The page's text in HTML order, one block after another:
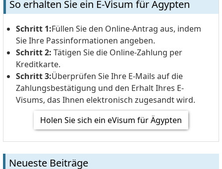
So erhalten Sie ein E-Visum für Ägypten
Schritt 1:Füllen Sie den Online-Antrag aus, indem
Sie Ihre Passinformationen angeben.
Schritt 2: Tätigen Sie die Online-Zahlung per
Kreditkarte.
Schritt 3:Überprüfen Sie Ihre E-Mails auf die
Zahlungsbestätigung und den Erhalt Ihres E-
Visums, das Ihnen elektronisch zugesandt wird.
Holen Sie sich ein eVisum für Ägypten
Neueste Beiträge